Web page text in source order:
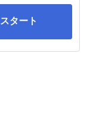
タート